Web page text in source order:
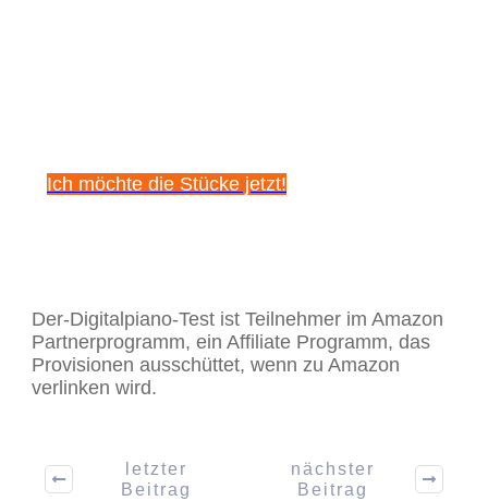
Ich möchte die Stücke jetzt!
Der-Digitalpiano-Test ist Teilnehmer im Amazon
Partnerprogramm, ein Affiliate Programm, das
Provisionen ausschüttet, wenn zu Amazon
verlinken wird.
letzter
Beitrag
nächster
Beitrag